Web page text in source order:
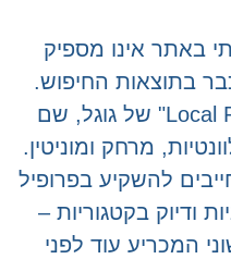
באתר אינו מספיק
בתוצאות החיפוש.
ההחלטה מתקבלת ב"Local Pack" של גוגל, שם
מרחק ומוניטין.
להשקיע בפרופיל
ודיוק בקטגוריות –
המכריע עוד לפני